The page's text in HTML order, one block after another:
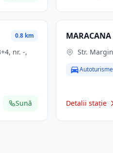
0.8 km
Sună
MARACANA
Str.
Autoturisme
Detalii stație